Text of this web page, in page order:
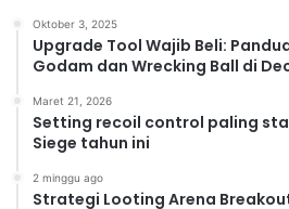
Oktober 3, 2025
Upgrade Tool Wajib Beli:
Godam dan Wrecking Ball di
Maret 21, 2026
Setting recoil control paling
Siege tahun ini
2 minggu ago
Strategi Looting Arena